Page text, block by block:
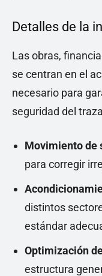
Detalles de la
Las obras,
se centran en el
necesario para
seguridad del
Movimiento de
para corregir
distintos
estándar
Optimización
estructura